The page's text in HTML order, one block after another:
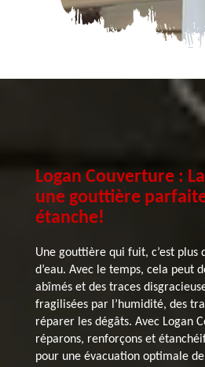
Logan Couverture :
une gouttière
étanche!
Une gouttière qui fuit, c’est plus
d’eau. Avec le temps, cela peut
abîmés et des traces
fragilisées par l’humidité, des
réparer les dégâts. Avec Logan
réparons, renforçons et
pour une évacuation optimale de